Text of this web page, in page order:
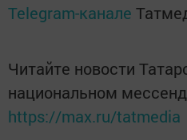
Telegram-канале
Читайте новости
национальном
https://max.ru/tatmedia